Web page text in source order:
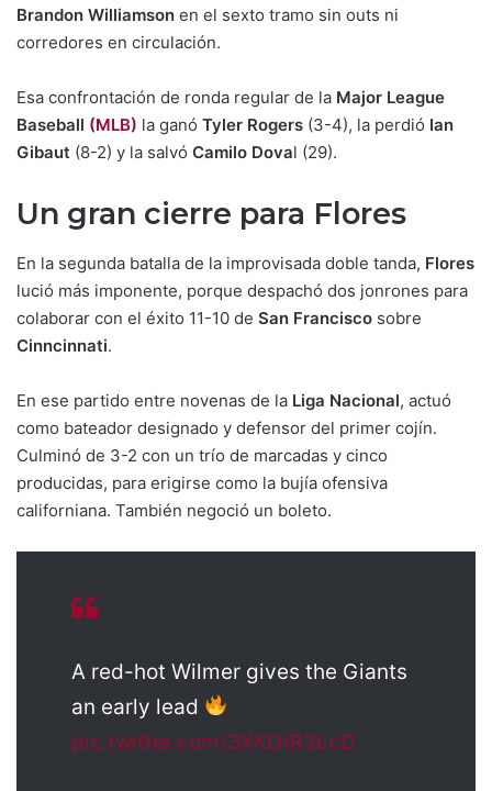
Brandon Williamson en el sexto tramo sin outs ni
corredores en circulación.
Esa confrontación de ronda regular de la Major League
Baseball (MLB) la ganó Tyler Rogers (3-4), la perdió Ian
Gibaut (8-2) y la salvó Camilo Doval (29).
Un gran cierre para Flores
En la segunda batalla de la improvisada doble tanda, Flores
lució más imponente, porque despachó dos jonrones para
colaborar con el éxito 11-10 de San Francisco sobre
Cinncinnati.
En ese partido entre novenas de la Liga Nacional, actuó
como bateador designado y defensor del primer cojín.
Culminó de 3-2 con un trío de marcadas y cinco
producidas, para erigirse como la bujía ofensiva
californiana. También negoció un boleto.
A red-hot Wilmer gives the Giants
an early lead
pic.twitter.com/3XKDtR3LcD